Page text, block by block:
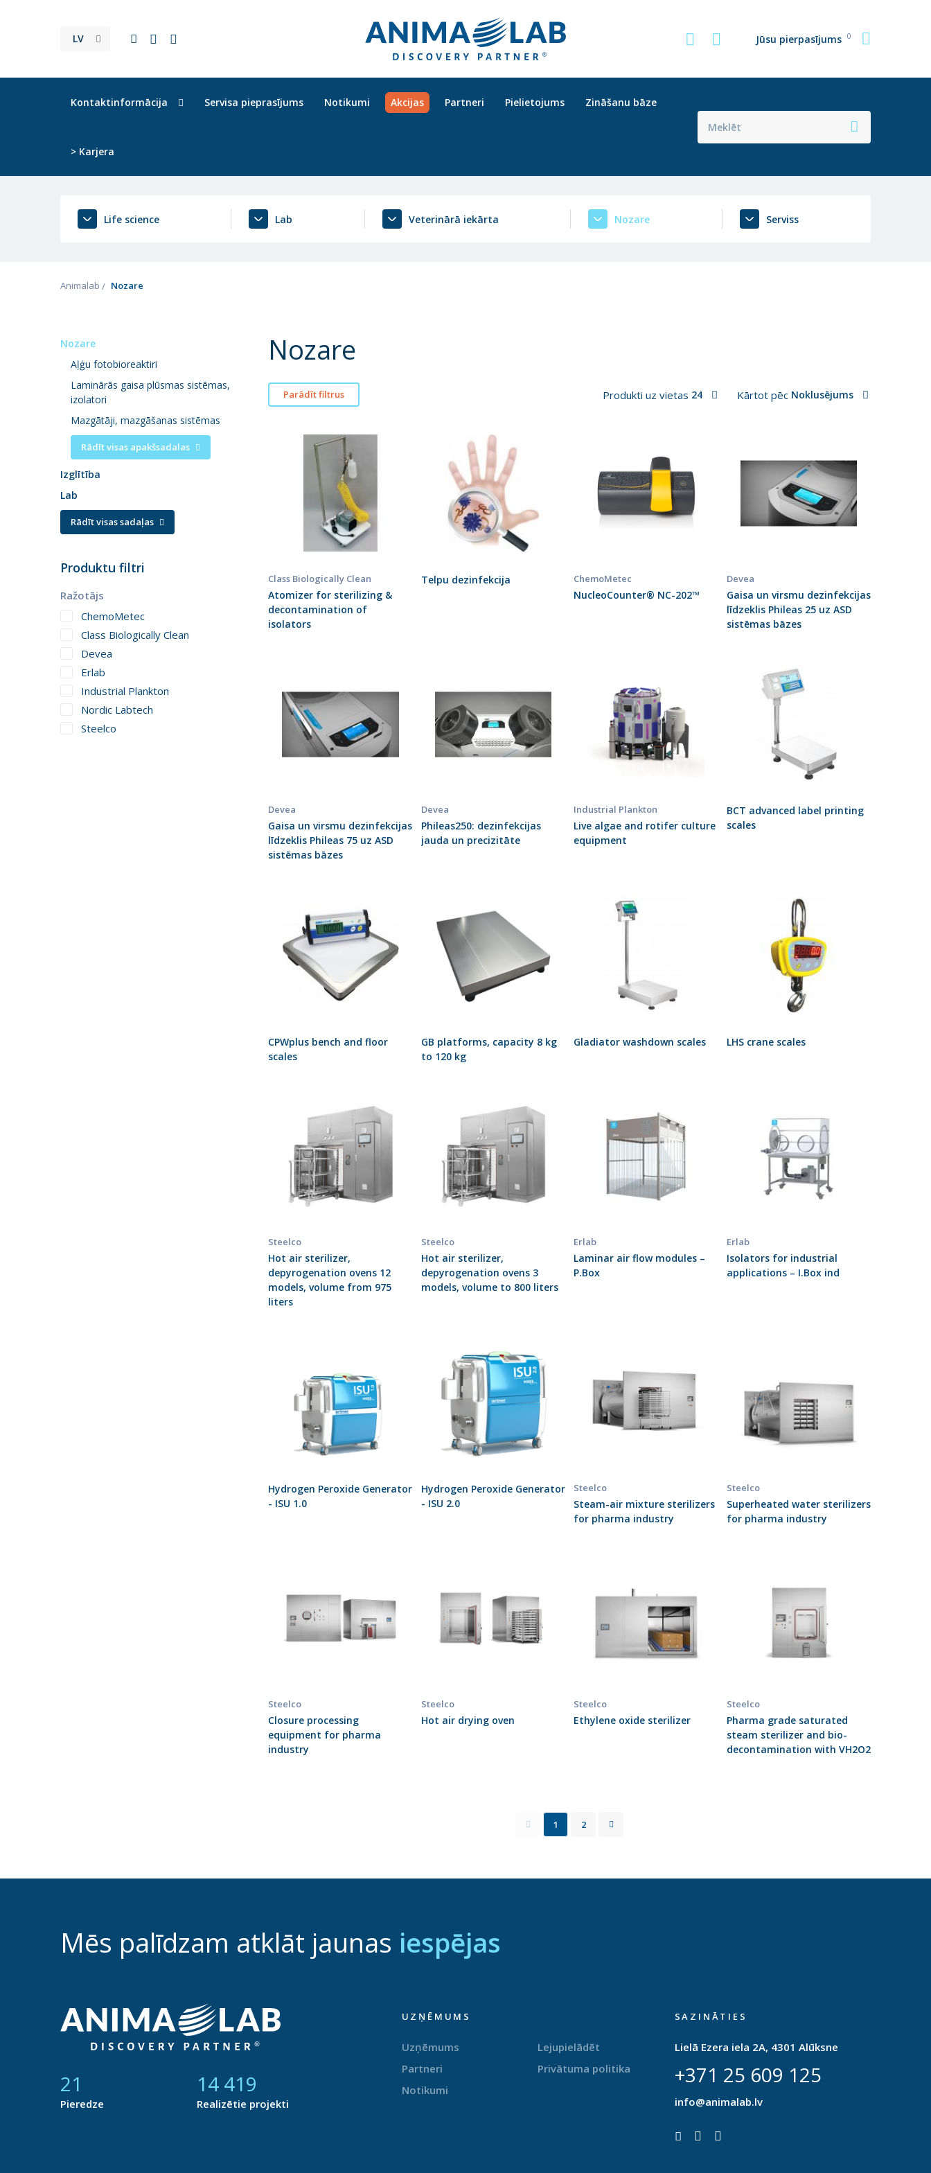
LV Jūsu pierpasījums 0
Kontaktinformācija Servisa pieprasījums Notikumi Akcijas Partneri Pielietojums Zināšanu bāze
> Karjera
Life science Lab Veterinārā iekārta Nozare Serviss
Animalab Nozare
Nozare
Aļģu fotobioreaktiri
Laminārās gaisa plūsmas sistēmas,
izolatori
Mazgātāji, mazgāšanas sistēmas
Rādīt visas apakšsadalas
Izglītība
Lab
Rādīt visas sadaļas
Produktu filtri
Ražotājs
ChemoMetec
Class Biologically Clean
Devea
Erlab
Industrial Plankton
Nordic Labtech
Steelco
Nozare
Parādīt filtrus Produkti uz vietas 24 Kārtot pēc Noklusējums
Class Biologically Clean
Atomizer for sterilizing &
decontamination of
isolators
Telpu dezinfekcija ChemoMetec
NucleoCounter® NC-202™
Devea
Gaisa un virsmu dezinfekcijas
līdzeklis Phileas 25 uz ASD
sistēmas bāzes
Devea
Gaisa un virsmu dezinfekcijas
līdzeklis Phileas 75 uz ASD
sistēmas bāzes
Devea
Phileas250: dezinfekcijas
jauda un precizitāte
Industrial Plankton
Live algae and rotifer culture
equipment
BCT advanced label printing
scales
CPWplus bench and floor
scales
GB platforms, capacity 8 kg
to 120 kg
Gladiator washdown scales LHS crane scales
Steelco
Hot air sterilizer,
depyrogenation ovens 12
models, volume from 975
liters
Steelco
Hot air sterilizer,
depyrogenation ovens 3
models, volume to 800 liters
Erlab
Laminar air flow modules –
P.Box
Erlab
Isolators for industrial
applications – I.Box ind
Hydrogen Peroxide Generator
- ISU 1.0
Hydrogen Peroxide Generator
- ISU 2.0
Steelco
Steam-air mixture sterilizers
for pharma industry
Steelco
Superheated water sterilizers
for pharma industry
Steelco
Closure processing
equipment for pharma
industry
Steelco
Hot air drying oven
Steelco
Ethylene oxide sterilizer
Steelco
Pharma grade saturated
steam sterilizer and bio-
decontamination with VH2O2
1 2
Mēs palīdzam atklāt jaunas iespējas
21
Pieredze
14 877
Realizētie projekti
UZŅĒMUMS
Uzņēmums
Partneri
Notikumi
Lejupielādēt
Privātuma politika
SAZINĀTIES
Lielā Ezera iela 2A, 4301 Alūksne
+371 25 609 125
info@animalab.lv